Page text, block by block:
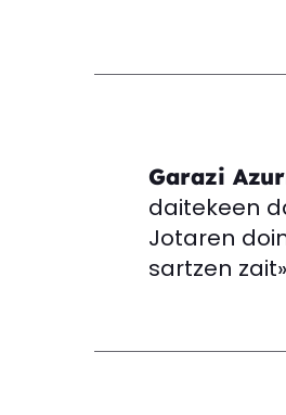
Garazi
daitekeen
Jotaren
sartzen